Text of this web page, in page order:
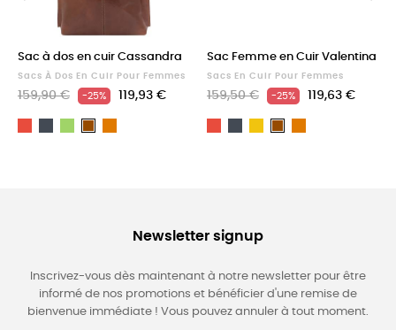
Sac à dos en cuir Cassandra
Sacs À Dos En Cuir Pour Femmes
159,90 € -25% 119,93 €
Sac Femme en Cuir Valentina
Sacs En Cuir Pour Femmes
159,50 € -25% 119,63 €
Newsletter signup
Inscrivez-vous dès maintenant à notre newsletter pour être
informé de nos promotions et bénéficier d'une remise de
bienvenue immédiate ! Vous pouvez annuler à tout moment.